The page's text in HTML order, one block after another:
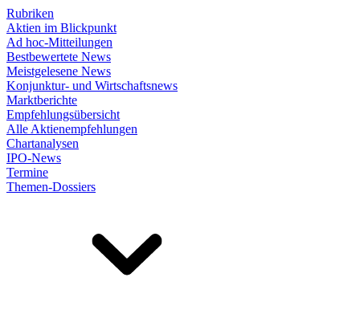
Rubriken
Aktien im Blickpunkt
Ad hoc-Mitteilungen
Bestbewertete News
Meistgelesene News
Konjunktur- und Wirtschaftsnews
Marktberichte
Empfehlungsübersicht
Alle Aktienempfehlungen
Chartanalysen
IPO-News
Termine
Themen-Dossiers